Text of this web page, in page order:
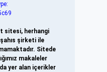
sitesi, herhangi
şirketi ile
Sitede
makaleler
yer alan içerikler